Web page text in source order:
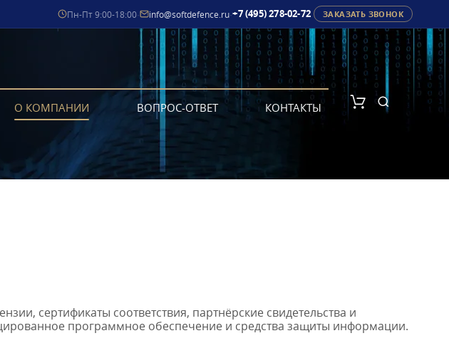
Пн-Пт 9:00-18:00· info@softdefence.ru·+7 (495) 278-02-72 ЗАКАЗАТЬ ЗВОНОК
О КОМПАНИИ ВОПРОС-ОТВЕТ КОНТАКТЫ
сертификаты соответствия, партнёрские свидетельства и
программное обеспечение и средства защиты информации.